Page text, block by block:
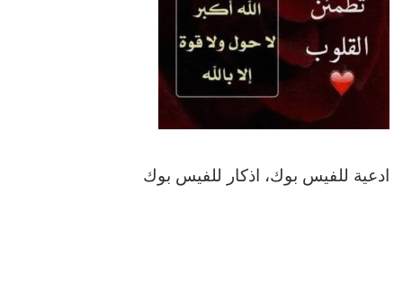
ادعية للفيس بوك، اذكار للفيس بوك